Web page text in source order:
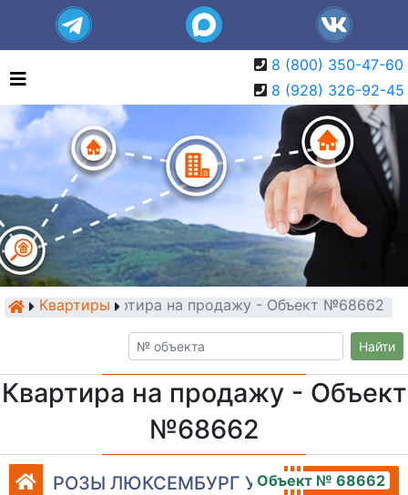
8 (800) 350-47-60
8 (928) 326-92-45
КвартирыКвартира на продажу - Объект №68662
Найти
Квартира на продажу - Объект
№68662
РОЗЫ ЛЮКСЕМБУРГ УЛ.Объект № 68662